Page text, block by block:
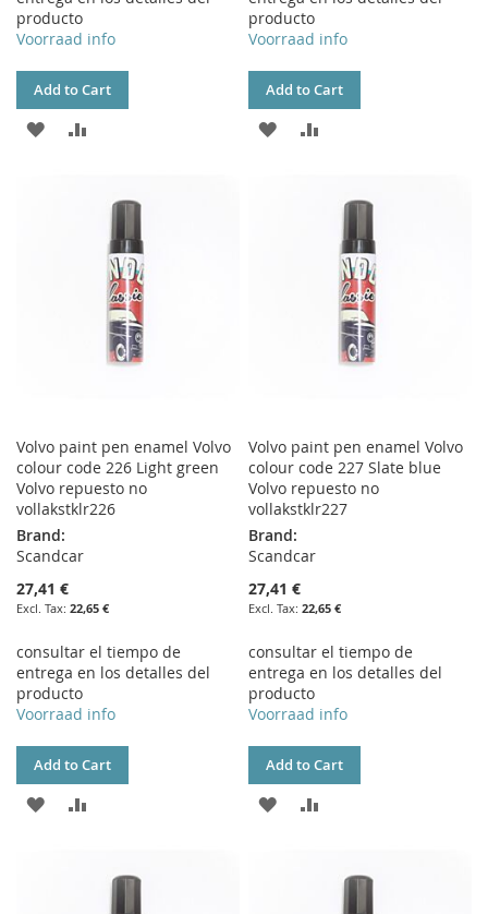
producto
Voorraad info
Add to Cart
ADD
COMPARE
producto
Voorraad info
Add to Cart
ADD
COMPARE
Volvo paint pen enamel Volvo
colour code 226 Light green
Volvo repuesto no
vollakstklr226
Brand:
Scandcar
27,41 €
22,65 €
consultar el tiempo de
entrega en los detalles del
producto
Voorraad info
Add to Cart
ADD
COMPARE
Volvo paint pen enamel Volvo
colour code 227 Slate blue
Volvo repuesto no
vollakstklr227
Brand:
Scandcar
27,41 €
22,65 €
consultar el tiempo de
entrega en los detalles del
producto
Voorraad info
Add to Cart
ADD
COMPARE